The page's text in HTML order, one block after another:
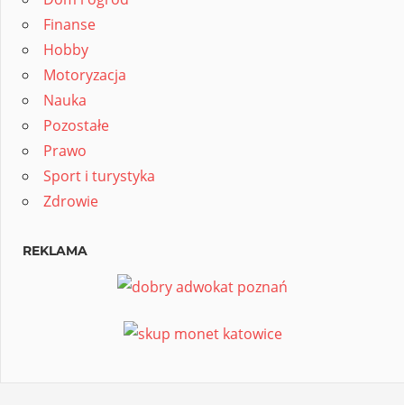
Finanse
Hobby
Motoryzacja
Nauka
Pozostałe
Prawo
Sport i turystyka
Zdrowie
REKLAMA